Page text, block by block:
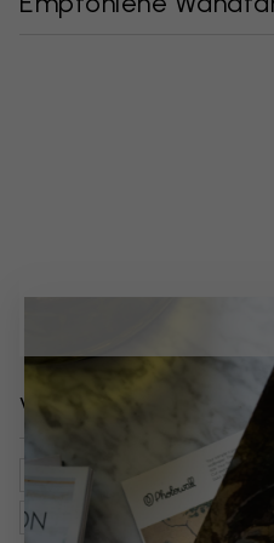
Verwandte
Wohnzimmer
Karten
Stile